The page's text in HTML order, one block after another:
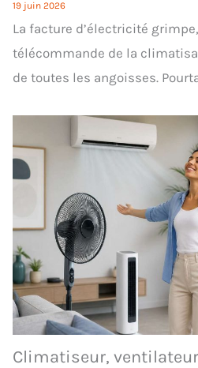
19 juin 2026
La facture d’électricité
télécommande de la
de toutes les angoisses.
Climatiseur,